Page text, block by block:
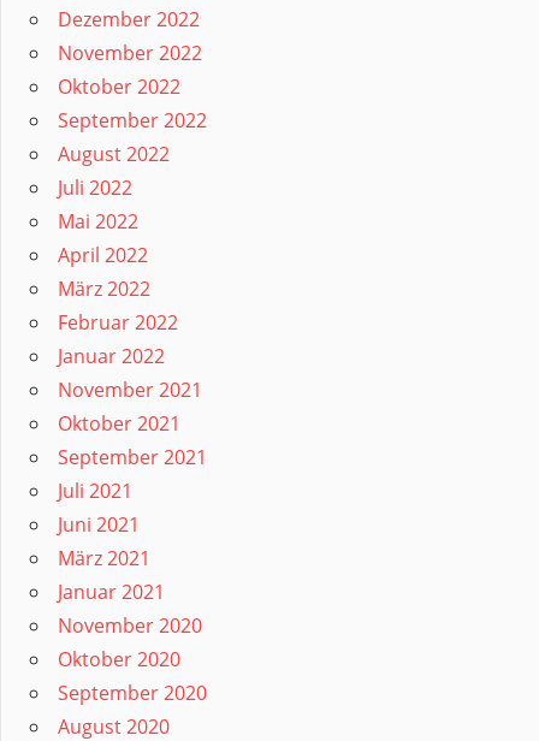
Dezember 2022
November 2022
Oktober 2022
September 2022
August 2022
Juli 2022
Mai 2022
April 2022
März 2022
Februar 2022
Januar 2022
November 2021
Oktober 2021
September 2021
Juli 2021
Juni 2021
März 2021
Januar 2021
November 2020
Oktober 2020
September 2020
August 2020